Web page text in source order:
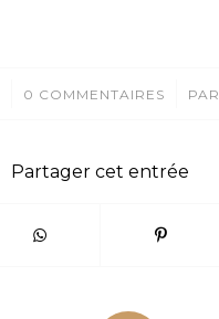
0 COMMENTAIRES
/ PAR
Partager cet entrée